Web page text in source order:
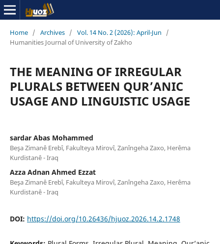
Home / Archives / Vol. 14 No. 2 (2026): April-Jun
/
Humanities Journal of University of Zakho
THE MEANING OF IRREGULAR
PLURALS BETWEEN QUR’ANIC
USAGE AND LINGUISTIC USAGE
sardar Abas Mohammed
Beşa Zimanê Erebî, Fakulteya Mirovî, Zanîngeha Zaxo, Herêma
Kurdistanê - Iraq
Azza Adnan Ahmed Ezzat
Beşa Zimanê Erebî, Fakulteya Mirovî, Zanîngeha Zaxo, Herêma
Kurdistanê - Iraq
DOI: https://doi.org/10.26436/hjuoz.2026.14.2.1748